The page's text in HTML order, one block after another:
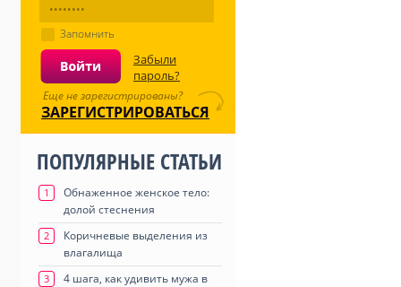
Запомнить
Забыли
пароль?
Еще не зарегистрированы?
ЗАРЕГИСТРИРОВАТЬСЯ
ПОПУЛЯРНЫЕ СТАТЬИ
1
Обнаженное женское тело:
долой стеснения
2
Коричневые выделения из
влагалища
3
4 шага, как удивить мужа в